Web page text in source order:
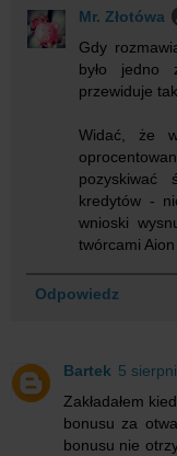
Mr. Złotówa
Gdy
było jedno
przewiduje
Widać, że
pozyskiwać
kredytów -
wnioski
twórcami
Odpowiedz
Bartek 5
Zakładałem
bonusu za
bonusu nie